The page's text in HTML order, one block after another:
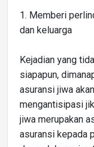
1. Memberi
dan keluarga
Kejadian yang
siapapun,
asuransi jiwa
mengantisipasi
jiwa merupakan
asuransi kepada